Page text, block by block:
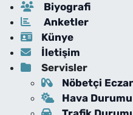
Biyografi
Anketler
Künye
İletişim
Servisler
Nöbetçi
Hava Durumu